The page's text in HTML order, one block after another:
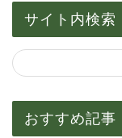
サイト内検索
おすすめ記事